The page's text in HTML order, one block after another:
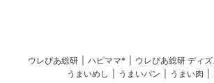
ウレぴあ総研 ハピママ* ウレぴあ総研 ディ
うまいめし
うまいパン うまい肉